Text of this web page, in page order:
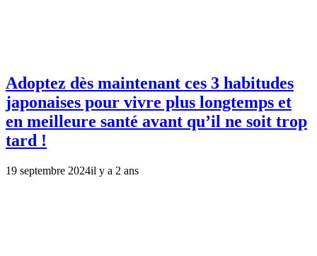
Adoptez dès maintenant ces 3 habitudes
japonaises pour vivre plus longtemps et
en meilleure santé avant qu’il ne soit trop
tard !
19 septembre 2024il y a 2 ans